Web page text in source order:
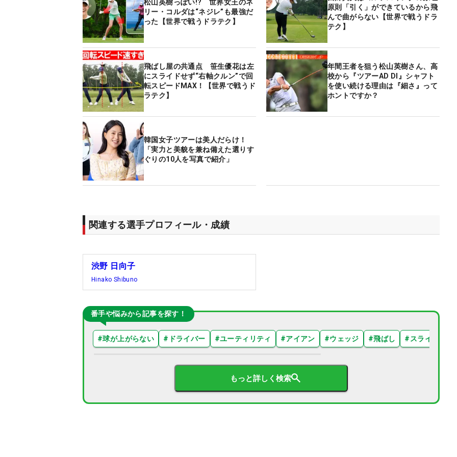
松山英樹っぽい!? 世界女王のネ
リー・コルダは“ネジレ”も最強だ
った【世界で戦うドラテク】
原則「引く」ができているから飛
んで曲がらない【世界で戦うドラ
テク】
飛ばし屋の共通点 笹生優花は左
にスライドせず“右軸クルン”で回
転スピードMAX！【世界で戦うド
ラテク】
年間王者を狙う松山英樹さん、高
校から『ツアーAD DI』シャフト
を使い続ける理由は『細さ』って
ホントですか？
韓国女子ツアーは美人だらけ！
「実力と美貌を兼ね備えた選りす
ぐりの10人を写真で紹介」
関連する選手プロフィール・成績
渋野 日向子
Hinako Shibuno
番手や悩みから記事を探す！
#球が上がらない # ドライバー #ユーティリティ #アイアン #ウェッジ #飛ばし # スライス
もっと詳しく検索